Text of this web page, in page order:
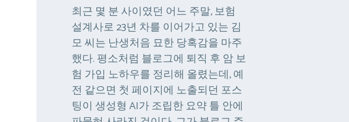
최근 몇 분 사이였던 어느 주말, 보험
설계사로 23년 차를 이어가고 있는 김
모 씨는 난생처음 묘한 당혹감을 마주
했다. 평소처럼 블로그에 퇴직 후 암 보
험 가입 노하우를 정리해 올렸는데, 예
전 같으면 첫 페이지에 노출되던 포스
팅이 생성형 AI가 조립한 요약 틀 안에